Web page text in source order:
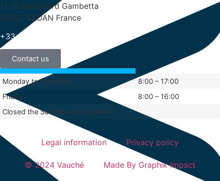
17-19 boulevard Gambetta
08200 SEDAN France
+33 (0)3 24 29 03 50
Contact us
Monday to Thursday
8:00 – 17:00
Friday
8:00 – 16:00
Closed the Saturday and Sunday
Legal information Privacy policy
© 2024 Vauché Made By Graphik Impact